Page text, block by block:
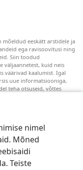
nimel
Mõned
Teiste
eeskätt arstidele ja
ega ravisoovitusi ning
Siin toodud
väljaannetest, kuid neis
väärivad kaalumist. Igal
uue informatsiooniga,
teha otsuseid, võttes
patsientidele.